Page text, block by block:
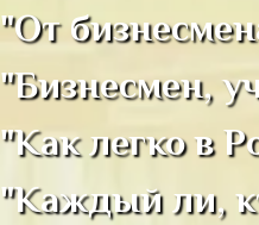
"От
"Бизнесмен,
"Как легко в
"Каждый ли,